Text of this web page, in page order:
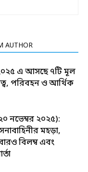
AUTHOR
২০২৫ এ আসছে ৭টি মূল
পরিবহন ও আর্থিক
নভেম্বর ২০২৫):
মহড়া,
বিলম্ব এবং